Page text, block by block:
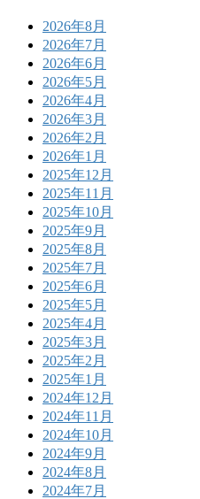
2026年8月
2026年7月
2026年6月
2026年5月
2026年4月
2026年3月
2026年2月
2026年1月
2025年12月
2025年11月
2025年10月
2025年9月
2025年8月
2025年7月
2025年6月
2025年5月
2025年4月
2025年3月
2025年2月
2025年1月
2024年12月
2024年11月
2024年10月
2024年9月
2024年8月
2024年7月